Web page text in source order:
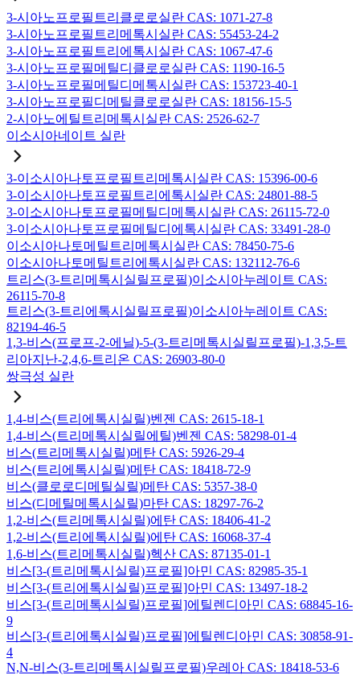
3-시아노프로필트리클로로실란 CAS: 1071-27-8
3-시아노프로필트리메톡시실란 CAS: 55453-24-2
3-시아노프로필트리에톡시실란 CAS: 1067-47-6
3-시아노프로필메틸디클로로실란 CAS: 1190-16-5
3-시아노프로필메틸디메톡시실란 CAS: 153723-40-1
3-시아노프로필디메틸클로로실란 CAS: 18156-15-5
2-시아노에틸트리메톡시실란 CAS: 2526-62-7
이소시아네이트 실란
3-이소시아나토프로필트리메톡시실란 CAS: 15396-00-6
3-이소시아나토프로필트리에톡시실란 CAS: 24801-88-5
3-이소시아나토프로필메틸디메톡시실란 CAS: 26115-72-0
3-이소시아나토프로필메틸디에톡시실란 CAS: 33491-28-0
이소시아나토메틸트리메톡시실란 CAS: 78450-75-6
이소시아나토메틸트리에톡시실란 CAS: 132112-76-6
트리스(3-트리메톡시실릴프로필)이소시아누레이트 CAS:
26115-70-8
트리스(3-트리에톡시실릴프로필)이소시아누레이트 CAS:
82194-46-5
1,3-비스(프로프-2-에닐)-5-(3-트리메톡시실릴프로필)-1,3,5-트
리아지난-2,4,6-트리온 CAS: 26903-80-0
쌍극성 실란
1,4-비스(트리에톡시실릴)벤젠 CAS: 2615-18-1
1,4-비스(트리메톡시실릴에틸)벤젠 CAS: 58298-01-4
비스(트리메톡시실릴)메탄 CAS: 5926-29-4
비스(트리에톡시실릴)메탄 CAS: 18418-72-9
비스(클로로디메틸실릴)메탄 CAS: 5357-38-0
비스(디메틸메톡시실릴)마탄 CAS: 18297-76-2
1,2-비스(트리메톡시실릴)에탄 CAS: 18406-41-2
1,2-비스(트리에톡시실릴)에탄 CAS: 16068-37-4
1,6-비스(트리메톡시실릴)헥산 CAS: 87135-01-1
비스[3-(트리메톡시실릴)프로필]아민 CAS: 82985-35-1
비스[3-(트리에톡시실릴)프로필]아민 CAS: 13497-18-2
비스[3-(트리메톡시실릴)프로필]에틸렌디아민 CAS: 68845-16-
9
비스[3-(트리에톡시실릴)프로필]에틸렌디아민 CAS: 30858-91-
4
N,N-비스(3-트리메톡시실릴프로필)우레아 CAS: 18418-53-6